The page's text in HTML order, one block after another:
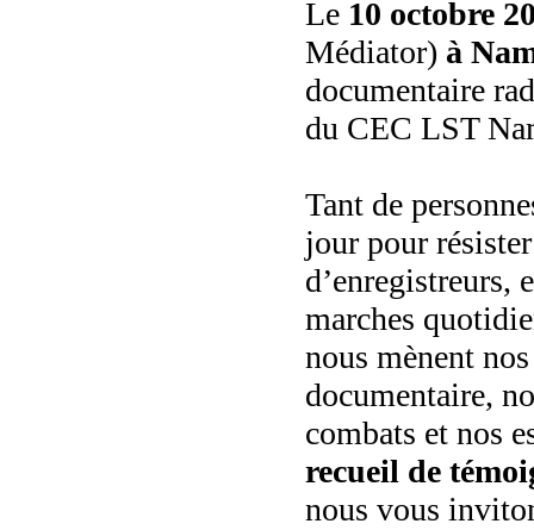
Le 10 octobre
Médiator) à
documentaire
du CEC LST
Tant de
jour pour
d’enregistreurs,
marches
nous mènent
documentaire,
combats et nos
recueil de
nous vous